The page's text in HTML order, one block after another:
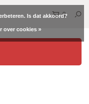
0
Is dat akkoord?
over cookies »